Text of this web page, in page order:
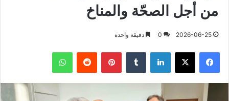
من أجل الصحّة والمناخ
2026-06-25
0 دقيقة واحدة
فيسبوك X لينكدإن بينتيريست واتساب